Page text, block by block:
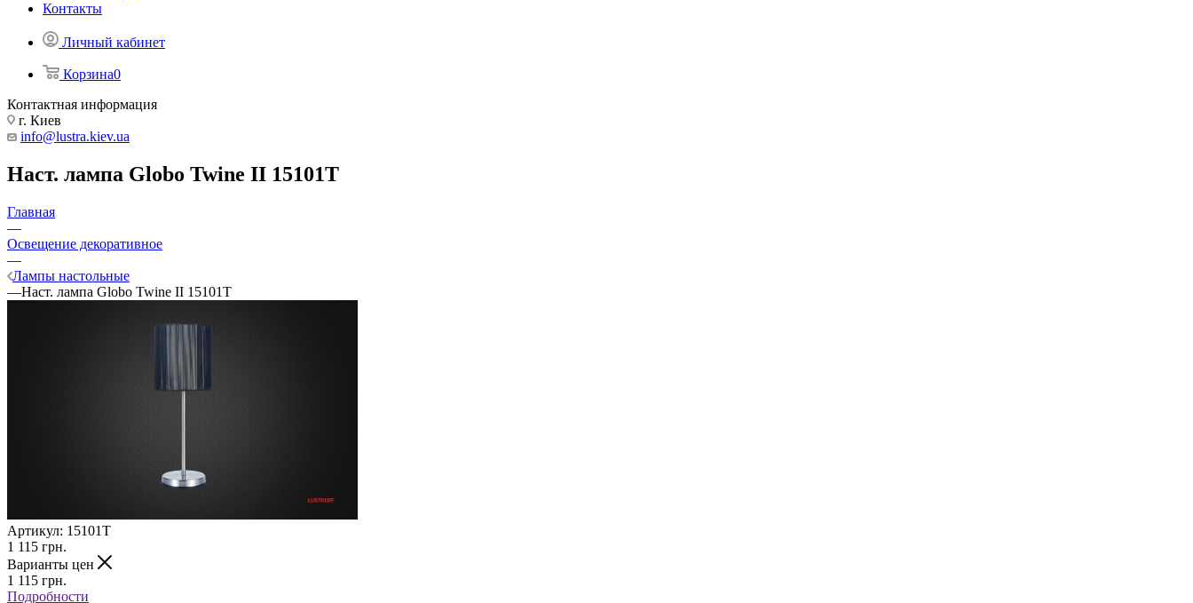
Контакты
Личный кабинет
Корзина0
Контактная информация
г. Киев
info@lustra.kiev.ua
Наст. лампа Globo Twine II 15101T
Главная
—
Освещение декоративное
—
Лампы настольные
—Наст. лампа Globo Twine II 15101T
Артикул: 15101T
1 115 грн.
Варианты цен
1 115 грн.
Подробности